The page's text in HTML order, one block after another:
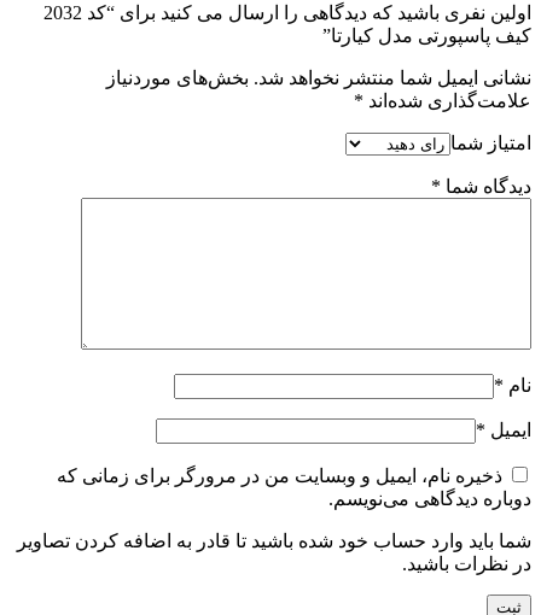
اولین نفری باشید که دیدگاهی را ارسال می کنید برای “کد 2032
کیف پاسپورتی مدل کیارتا”
نشانی ایمیل شما منتشر نخواهد شد. بخش‌های موردنیاز
علامت‌گذاری شده‌اند *
امتیاز شما
دیدگاه شما *
نام *
ایمیل *
ذخیره نام، ایمیل و وبسایت من در مرورگر برای زمانی که
دوباره دیدگاهی می‌نویسم.
شما باید وارد حساب خود شده باشید تا قادر به اضافه کردن تصاویر
در نظرات باشید.